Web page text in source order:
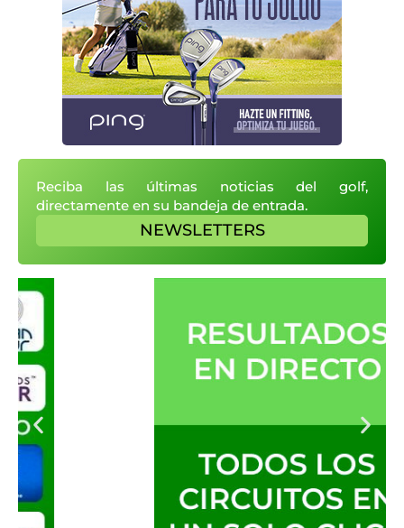
Reciba las últimas noticias del golf,
directamente en su bandeja de entrada.
NEWSLETTERS